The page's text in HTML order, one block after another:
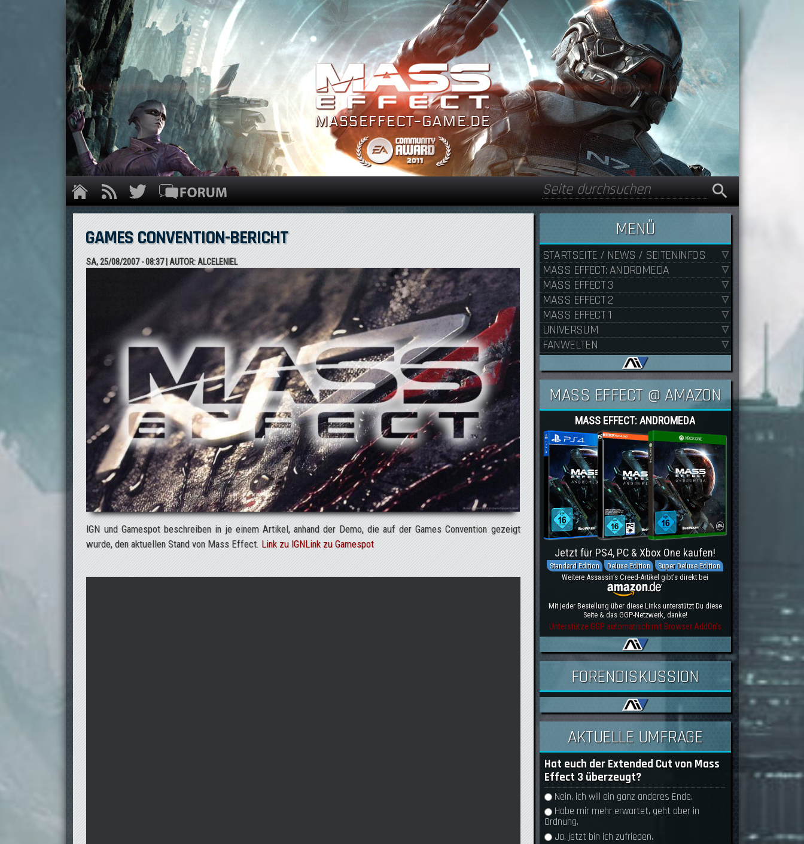
Direkt zum Inhalt
Suchformular
Suche
GAMES CONVENTION-BERICHT
SA, 25/08/2007 - 08:37| AUTOR:ALCELENIEL
IGN und Gamespot beschreiben in je einem Artikel, anhand der Demo, die auf der Games Convention gezeigt
wurde, den aktuellen Stand von Mass Effect.Link zu IGNLink zu Gamespot
MENÜ
STARTSEITE / NEWS / SEITENINFOS
MASS EFFECT: ANDROMEDA
MASS EFFECT 3
MASS EFFECT 2
MASS EFFECT 1
UNIVERSUM
FANWELTEN
MASS EFFECT @ AMAZON
MASS EFFECT: ANDROMEDA
Jetzt für PS4, PC & Xbox One kaufen!
Standard Edition Deluxe Edition
Super Deluxe Edition
Weitere Assassin's Creed-Artikel gibt's direkt bei
Mit jeder Bestellung über diese Links unterstützt Du diese
Seite & das GGP-Netzwerk, danke!
Unterstütze GGP automatisch mit Browser AddOn's
FORENDISKUSSION
AKTUELLE UMFRAGE
Hat euch der Extended Cut von Mass
Effect 3 überzeugt?
Auswahlmöglichkeiten
Nein, ich will ein ganz anderes Ende.
Habe mir mehr erwartet, geht aber in
Ordnung.
Ja, jetzt bin ich zufrieden.